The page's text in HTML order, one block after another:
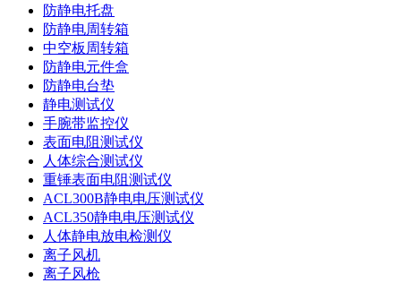
防静电托盘
防静电周转箱
中空板周转箱
防静电元件盒
防静电台垫
静电测试仪
手腕带监控仪
表面电阻测试仪
人体综合测试仪
重锤表面电阻测试仪
ACL300B静电电压测试仪
ACL350静电电压测试仪
人体静电放电检测仪
离子风机
离子风枪